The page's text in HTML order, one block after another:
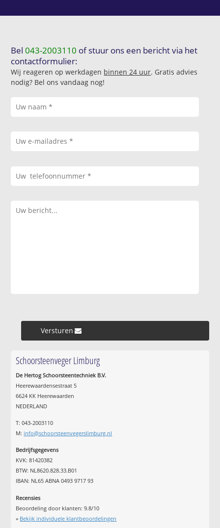
Bel043-2003110 of stuur ons een bericht via het
contactformulier:
Wij reageren op werkdagen binnen 24 uur. Gratis advies
nodig? Bel ons vandaag nog!
Versturen »
Schoorsteenveger Limburg
De Hertog Schoorsteentechniek B.V.
Heerewaardensestraat 5
6624 KK Heerewaarden
NEDERLAND
T: 043-2003110
M: info@schoorsteenvegerslimburg.nl
Bedrijfsgegevens
KVK: 81420382
BTW: NL8620.828.33.B01
IBAN: NL65 ABNA 0493 9717 93
Recensies
Beoordeling door klanten:9.8/10
» Bekijk individuele klantbeoordelingen